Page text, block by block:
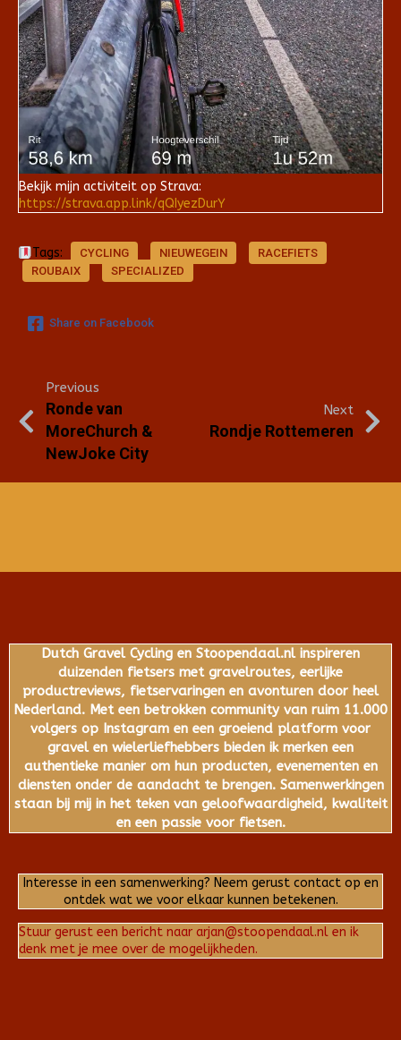
Bekijk mijn activiteit op Strava:
https://strava.app.link/qQIyezDurY
Tags: CYCLING NIEUWEGEIN
RACEFIETS
ROUBAIX
SPECIALIZED
Share on Facebook
Previous
Ronde van
MoreChurch &
NewJoke City
Next
Rondje Rottemeren
Dutch Gravel Cycling en Stoopendaal.nl inspireren
duizenden fietsers met gravelroutes, eerlijke
productreviews, fietservaringen en avonturen door heel
Nederland. Met een betrokken community van ruim 11.000
volgers op Instagram en een groeiend platform voor
gravel en wielerliefhebbers bieden ik merken een
authentieke manier om hun producten, evenementen en
diensten onder de aandacht te brengen. Samenwerkingen
staan bij mij in het teken van geloofwaardigheid, kwaliteit
en een passie voor fietsen.
Interesse in een samenwerking? Neem gerust contact op en
ontdek wat we voor elkaar kunnen betekenen.
Stuur gerust een bericht naar arjan@stoopendaal.nl en ik
denk met je mee over de mogelijkheden.